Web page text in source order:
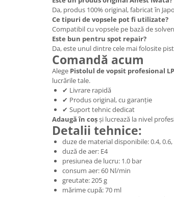
Da, produs 100% original, fabricat în
Ce tipuri de vopsele pot fi utilizate?
Compatibil cu vopsele pe bază de
Este bun pentru spot repair?
Da, este unul dintre cele mai folosite
Comandă acum
Alege Pistolul de vopsit profesional
lucrările tale.
✔ Livrare rapidă
✔ Produs original, cu garanție
✔ Suport tehnic dedicat
Adaugă în coșși lucrează la nivel
Detalii tehnice:
duze de material disponibile: 0.4, 0.6,
duză de aer: E4
presiunea de lucru: 1.0 bar
consum aer: 60 Nl/min
greutate: 205 g
mărime cupǎ: 70 ml